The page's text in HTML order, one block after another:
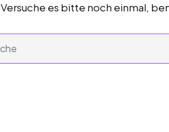
Versuche es bitte noch einmal,